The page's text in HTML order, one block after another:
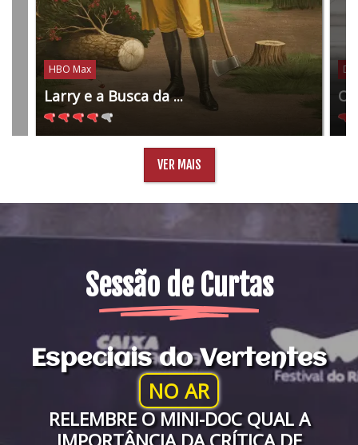
HBO Max
Larry e a Busca da ... O
VER MAIS
Sessão de Curtas
Especiais do Vertentes
NO AR
RELEMBRE O MINI-DOC QUAL A